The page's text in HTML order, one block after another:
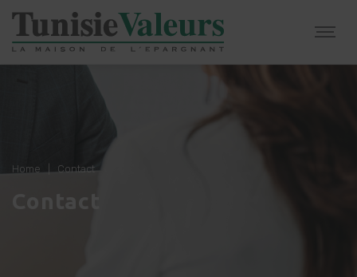
Home Contact